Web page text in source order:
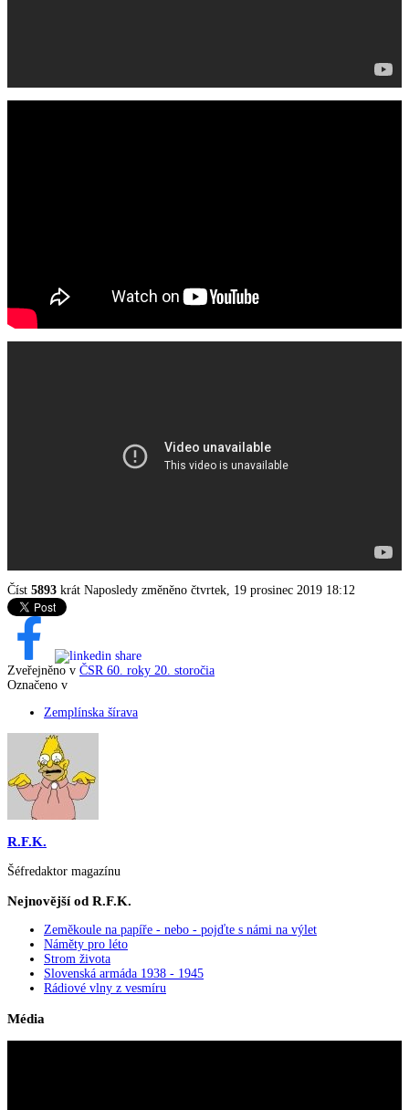
Číst 5893 krát Naposledy změněno čtvrtek, 19 prosinec 2019 18:12
Zveřejněno v ČSR 60. roky 20. storočia
Označeno v
Zemplínska šírava
R.F.K.
Šéfredaktor magazínu
Nejnovější od R.F.K.
Zeměkoule na papíře - nebo - pojďte s námi na výlet
Náměty pro léto
Strom života
Slovenská armáda 1938 - 1945
Rádiové vlny z vesmíru
Média